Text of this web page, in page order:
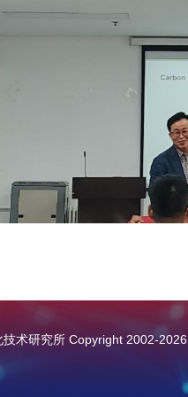
术研究所 Copyright 2002-2026